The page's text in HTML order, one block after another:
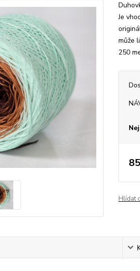
Je
může
250
Hlídat